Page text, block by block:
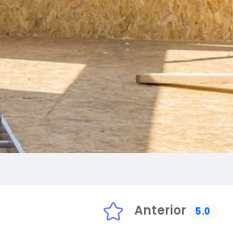
Anterior 5.0